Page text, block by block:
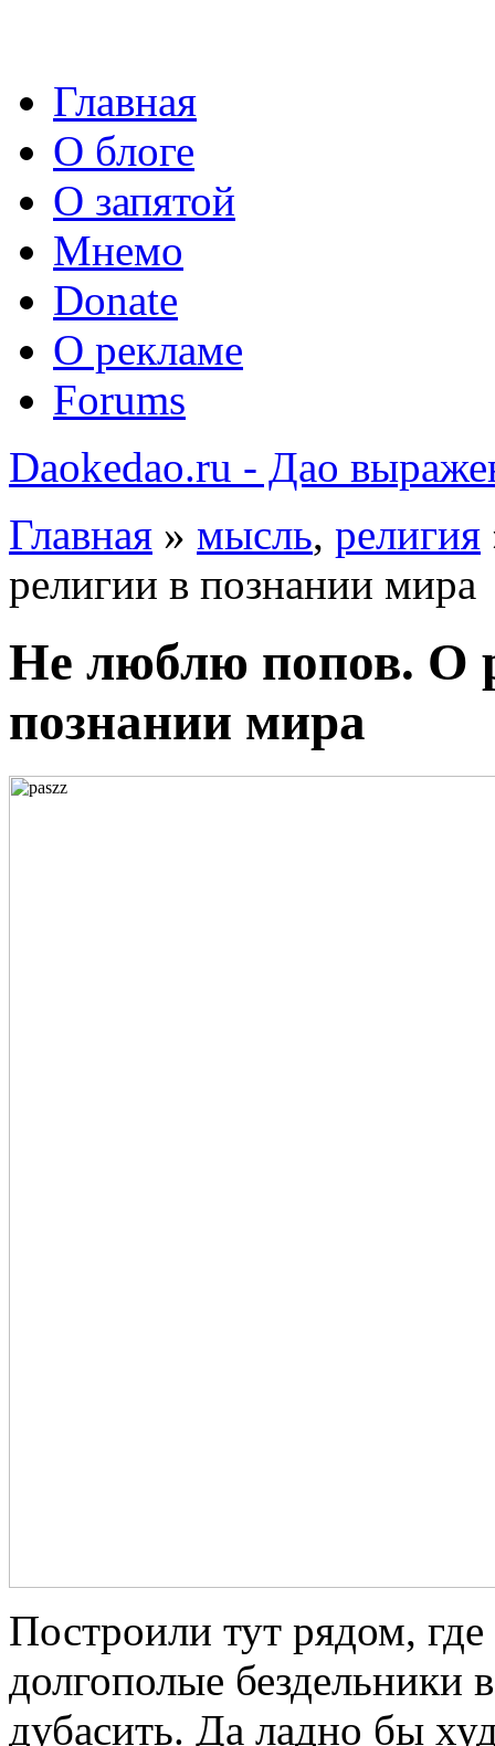
Главная
О блоге
О запятой
Мнемо
Donate
О рекламе
Forums
Daokedao.ru - Дао
Главная » мысль, религия
религии в познании мира
Не люблю попов. О
познании мира
Построили тут рядом,
долгополые бездельники
дубасить. Да ладно бы